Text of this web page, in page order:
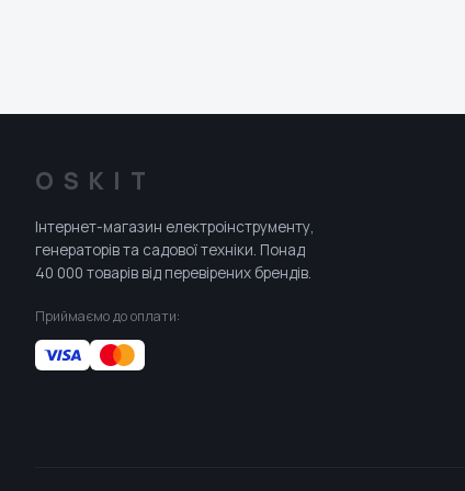
OSKIT
Інтернет-магазин електроінструменту,
генераторів та садової техніки. Понад
40 000 товарів від перевірених брендів.
Приймаємо до оплати: